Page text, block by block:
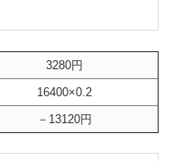
3280円
16400×0.2
－13120円